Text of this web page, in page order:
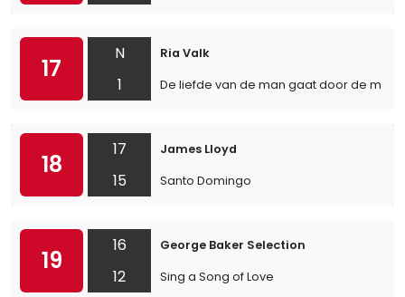
17
N
1
Ria Valk
De liefde van de man gaat door de maag
18
17
15
James Lloyd
Santo Domingo
19
16
12
George Baker Selection
Sing a Song of Love